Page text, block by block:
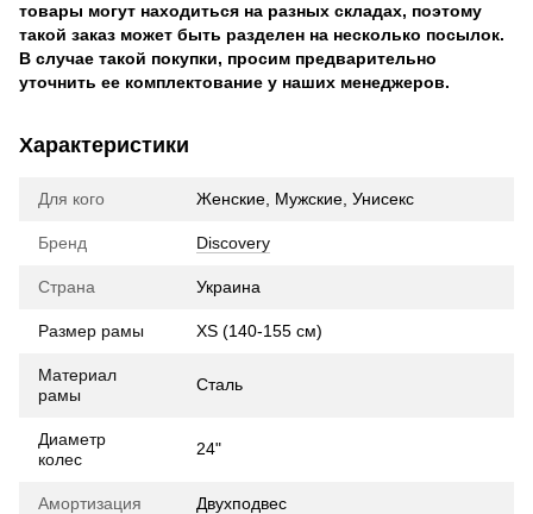
товары могут находиться на разных складах, поэтому
такой заказ может быть разделен на несколько посылок.
В случае такой покупки, просим предварительно
уточнить ее комплектование у наших менеджеров.
Характеристики
Для кого Женские, Мужские, Унисекс
Бренд Discovery
Страна Украина
Размер рамы XS (140-155 см)
Материал
рамы
Сталь
Диаметр
колес
24"
Амортизация Двухподвес